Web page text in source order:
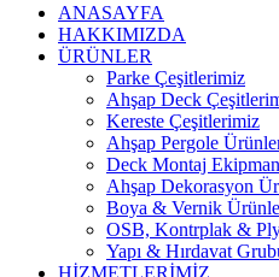
ANASAYFA
HAKKIMIZDA
ÜRÜNLER
Parke Çeşitlerimiz
Ahşap Deck
Kereste Çeşitlerimiz
Ahşap Pergole
Deck Montaj
Ahşap Dekorasyon
Boya & Vernik
OSB, Kontrplak &
Yapı & Hırdavat
HİZMETLERİMİZ